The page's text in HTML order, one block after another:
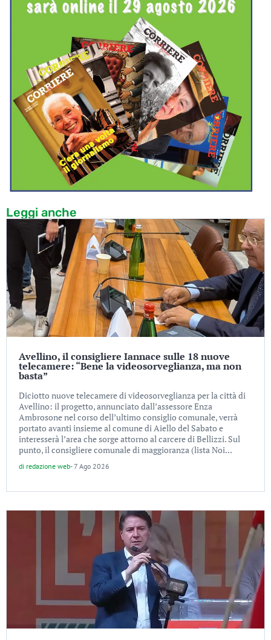
Leggi anche
Avellino, il consigliere Iannace sulle 18 nuove
telecamere: “Bene la videosorveglianza, ma non
basta”
Diciotto nuove telecamere di videosorveglianza per la città di
Avellino: il progetto, annunciato dall’assessore Enza
Ambrosone nel corso dell’ultimo consiglio comunale, verrà
portato avanti insieme al comune di Aiello del Sabato e
interesserà l’area che sorge attorno al carcere di Bellizzi. Sul
punto, il consigliere comunale di maggioranza (lista Noi...
di redazione web-7 Ago 2026